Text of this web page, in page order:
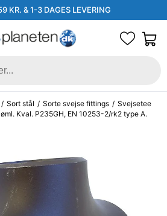
KR. & 1-3 DAGES LEVERING
/ Sort stål / Sorte svejse fittings / Svejsetee
Kval. P235GH, EN 10253-2/rk2 type A.